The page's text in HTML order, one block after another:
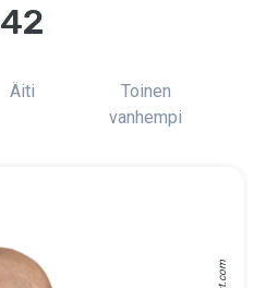
42
Äiti
Toinen
vanhempi